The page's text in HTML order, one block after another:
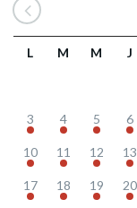
L M M J
3 4 5 6
10 11 12 13
17 18 19 20